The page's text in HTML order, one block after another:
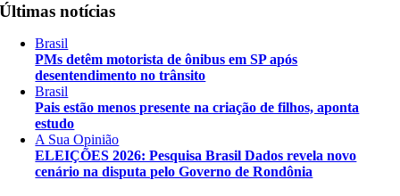
Últimas notícias
Brasil
PMs detêm motorista de ônibus em SP após
desentendimento no trânsito
Brasil
Pais estão menos presente na criação de filhos, aponta
estudo
A Sua Opinião
ELEIÇÕES 2026: Pesquisa Brasil Dados revela novo
cenário na disputa pelo Governo de Rondônia